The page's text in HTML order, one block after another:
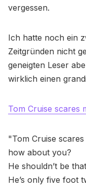
vergessen.
Ich hatte noch ein
Zeitgründen nicht
geneigten Leser
wirklich einen
Tom Cruise scares
"Tom Cruise scares
how about you?
He shouldn’t be
He’s only five foot